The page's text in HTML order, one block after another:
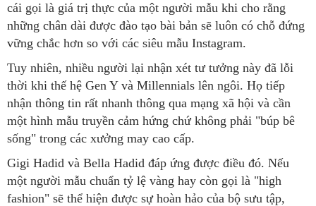
cái gọi là giá trị thực của một người mẫu khi cho rằng
những chân dài được đào tạo bài bản sẽ luôn có chỗ đứng
vững chắc hơn so với các siêu mẫu Instagram.
Tuy nhiên, nhiều người lại nhận xét tư tưởng này đã lỗi
thời khi thế hệ Gen Y và Millennials lên ngôi. Họ tiếp
nhận thông tin rất nhanh thông qua mạng xã hội và cần
một hình mẫu truyền cảm hứng chứ không phải "búp bê
sống" trong các xưởng may cao cấp.
Gigi Hadid và Bella Hadid đáp ứng được điều đó. Nếu
một người mẫu chuẩn tỷ lệ vàng hay còn gọi là "high
fashion" sẽ thể hiện được sự hoàn hảo của bộ sưu tập,